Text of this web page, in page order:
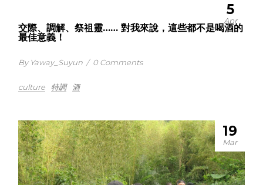
5
Apr
交際、調解、祭祖靈…… 對我來說，這些都不是喝酒的
最佳意義！
By Yaway_Suyun / 0 Comments
culture 特調 酒
19
Mar